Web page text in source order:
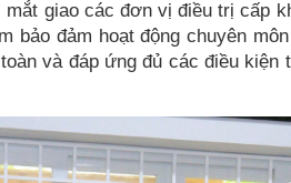
giao các đơn vị điều trị cấp
bảo đảm hoạt động chuyên
và đáp ứng đủ các điều